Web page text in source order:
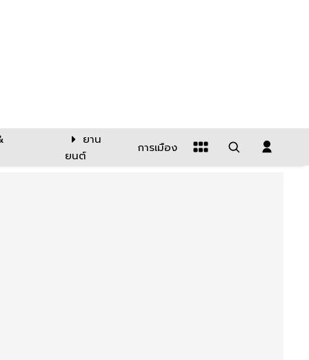
ยาน
ยนต์
การเมือง